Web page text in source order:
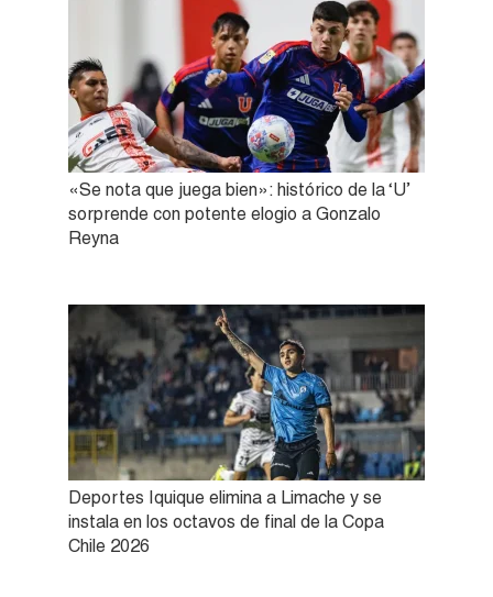
«Se nota que juega bien»: histórico de la ‘U’
sorprende con potente elogio a Gonzalo
Reyna
Deportes Iquique elimina a Limache y se
instala en los octavos de final de la Copa
Chile 2026